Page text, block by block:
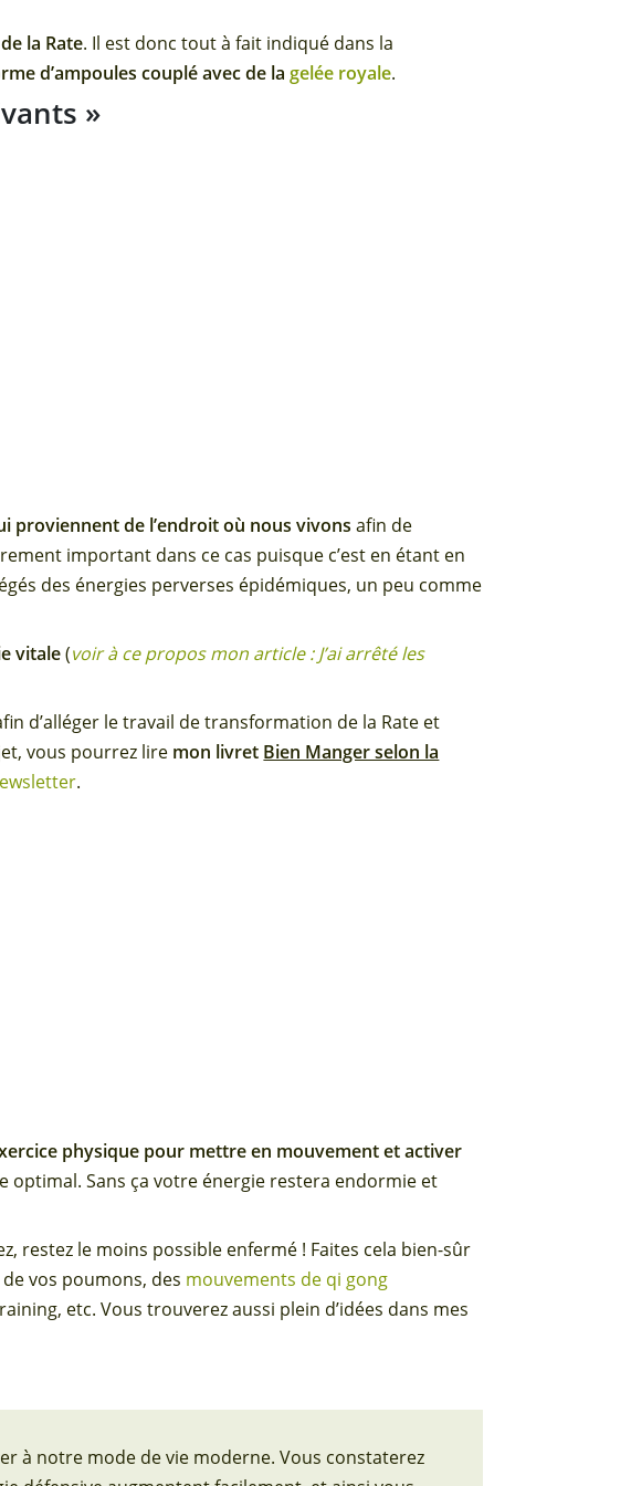
la Rate. Il est donc tout à fait indiqué dans la
d’ampoules couplé avec de lagelée royale.
»
proviennent de l’endroit où nous vivons afin de
important dans ce cas puisque c’est en étant en
des énergies perverses épidémiques, un peu comme
vitale(voir à ce propos mon article : J’ai arrêté les
d’alléger le travail de transformation de la Rate et
vous pourrez lire mon livret Bien Manger selon la
.
physique pour mettre en mouvement et activer
Sans ça votre énergie restera endormie et
restez le moins possible enfermé ! Faites cela bien-sûr
vos poumons, des mouvements de qi gong
etc. Vous trouverez aussi plein d’idées dans mes
à notre mode de vie moderne. Vous constaterez